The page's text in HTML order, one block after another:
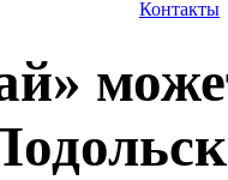
Контакты